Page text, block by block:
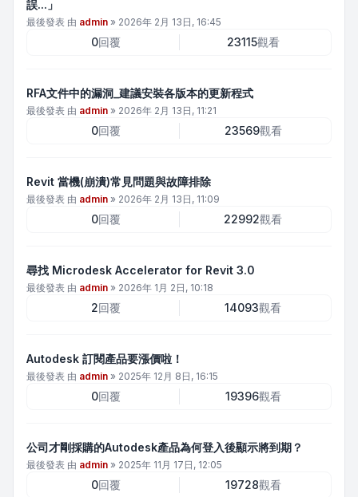
誤...」
最後發表 由 admin » 2026年 2月 13日, 16:45
0回覆 23115觀看
RFA文件中的漏洞_建議安裝各版本的更新程式
最後發表 由 admin » 2026年 2月 13日, 11:21
0回覆 23569觀看
Revit 當機(崩潰)常見問題與故障排除
最後發表 由 admin » 2026年 2月 13日, 11:09
0回覆 22992觀看
尋找 Microdesk Accelerator for Revit 3.0
最後發表 由 admin » 2026年 1月 2日, 10:18
2回覆 14093觀看
Autodesk 訂閱產品要漲價啦！
最後發表 由 admin » 2025年 12月 8日, 16:15
0回覆 19396觀看
公司才剛採購的Autodesk產品為何登入後顯示將到期？
最後發表 由 admin » 2025年 11月 17日, 12:05
0回覆 19728觀看